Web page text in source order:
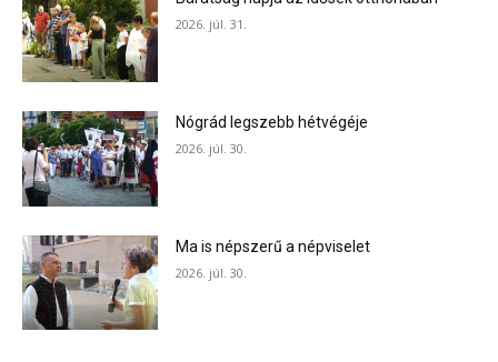
2026. júl. 31.
Nógrád legszebb hétvégéje
2026. júl. 30.
Ma is népszerű a népviselet
2026. júl. 30.